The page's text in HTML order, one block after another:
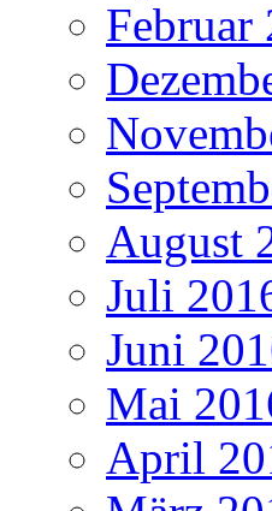
Februar
August
Juli
Juni
Mai
April